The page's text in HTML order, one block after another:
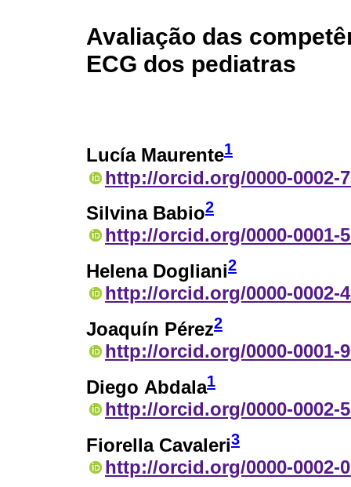
Avaliação das
ECG dos pediatras
Lucía Maurente1
http://orcid.org/0000-0002-
Silvina Babio2
http://orcid.org/0000-0001-
Helena Dogliani2
http://orcid.org/0000-0002-
Joaquín Pérez2
http://orcid.org/0000-0001-
Diego Abdala1
http://orcid.org/0000-0002-
Fiorella Cavaleri3
http://orcid.org/0000-0002-